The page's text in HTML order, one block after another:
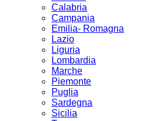
Calabria
Campania
Emilia- Romagna
Lazio
Liguria
Lombardia
Marche
Piemonte
Puglia
Sardegna
Sicilia